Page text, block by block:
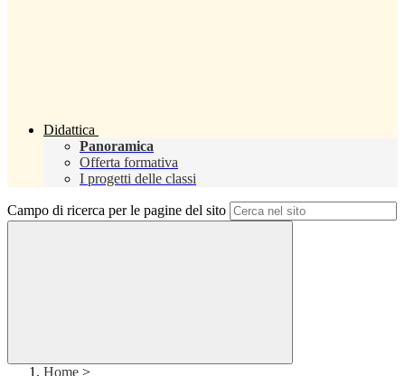
Didattica
Panoramica
Offerta formativa
I progetti delle classi
Campo di ricerca per le pagine del sito
Home >